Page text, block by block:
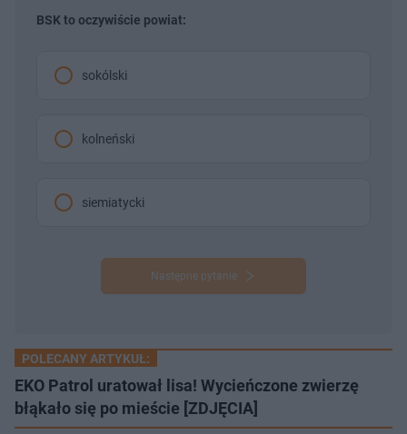
BSK to oczywiście powiat:
sokólski
kolneński
siemiatycki
Następne pytanie
POLECANY ARTYKUŁ:
EKO Patrol uratował lisa! Wycieńczone zwierzę
błąkało się po mieście [ZDJĘCIA]